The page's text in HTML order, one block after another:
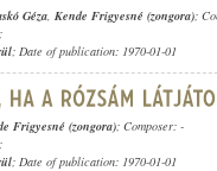
Géza, Kende Frigyesné (zongora);
;
; Date of publication: 1970-01-01
Frigyesné (zongora); Composer: -
;
; Date of publication: 1970-01-01